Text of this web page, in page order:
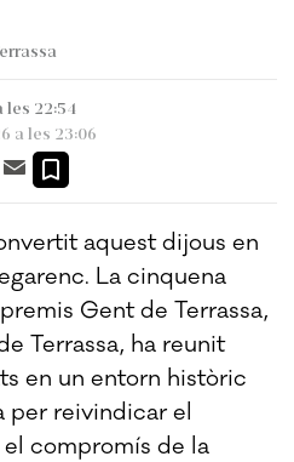
les 22:54
a les 23:06
Facebook
Email
aquest dijous en
La cinquena
Gent de Terrassa,
Terrassa, ha reunit
en un entorn històric
per reivindicar el
compromís de la